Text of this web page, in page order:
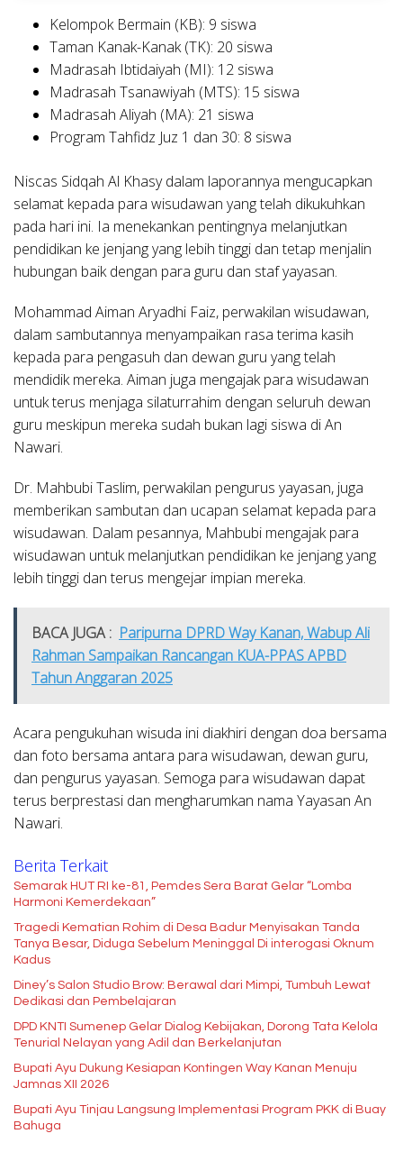
Kelompok Bermain (KB): 9 siswa
Taman Kanak-Kanak (TK): 20 siswa
Madrasah Ibtidaiyah (MI): 12 siswa
Madrasah Tsanawiyah (MTS): 15 siswa
Madrasah Aliyah (MA): 21 siswa
Program Tahfidz Juz 1 dan 30: 8 siswa
Niscas Sidqah Al Khasy dalam laporannya mengucapkan
selamat kepada para wisudawan yang telah dikukuhkan
pada hari ini. Ia menekankan pentingnya melanjutkan
pendidikan ke jenjang yang lebih tinggi dan tetap menjalin
hubungan baik dengan para guru dan staf yayasan.
Mohammad Aiman Aryadhi Faiz, perwakilan wisudawan,
dalam sambutannya menyampaikan rasa terima kasih
kepada para pengasuh dan dewan guru yang telah
mendidik mereka. Aiman juga mengajak para wisudawan
untuk terus menjaga silaturrahim dengan seluruh dewan
guru meskipun mereka sudah bukan lagi siswa di An
Nawari.
Dr. Mahbubi Taslim, perwakilan pengurus yayasan, juga
memberikan sambutan dan ucapan selamat kepada para
wisudawan. Dalam pesannya, Mahbubi mengajak para
wisudawan untuk melanjutkan pendidikan ke jenjang yang
lebih tinggi dan terus mengejar impian mereka.
BACA JUGA : Paripurna DPRD Way Kanan, Wabup Ali
Rahman Sampaikan Rancangan KUA-PPAS APBD
Tahun Anggaran 2025
Acara pengukuhan wisuda ini diakhiri dengan doa bersama
dan foto bersama antara para wisudawan, dewan guru,
dan pengurus yayasan. Semoga para wisudawan dapat
terus berprestasi dan mengharumkan nama Yayasan An
Nawari.
Berita Terkait
Semarak HUT RI ke-81, Pemdes Sera Barat Gelar “Lomba
Harmoni Kemerdekaan”
Tragedi Kematian Rohim di Desa Badur Menyisakan Tanda
Tanya Besar, Diduga Sebelum Meninggal Di interogasi Oknum
Kadus
Diney’s Salon Studio Brow: Berawal dari Mimpi, Tumbuh Lewat
Dedikasi dan Pembelajaran
DPD KNTI Sumenep Gelar Dialog Kebijakan, Dorong Tata Kelola
Tenurial Nelayan yang Adil dan Berkelanjutan
Bupati Ayu Dukung Kesiapan Kontingen Way Kanan Menuju
Jamnas XII 2026
Bupati Ayu Tinjau Langsung Implementasi Program PKK di Buay
Bahuga